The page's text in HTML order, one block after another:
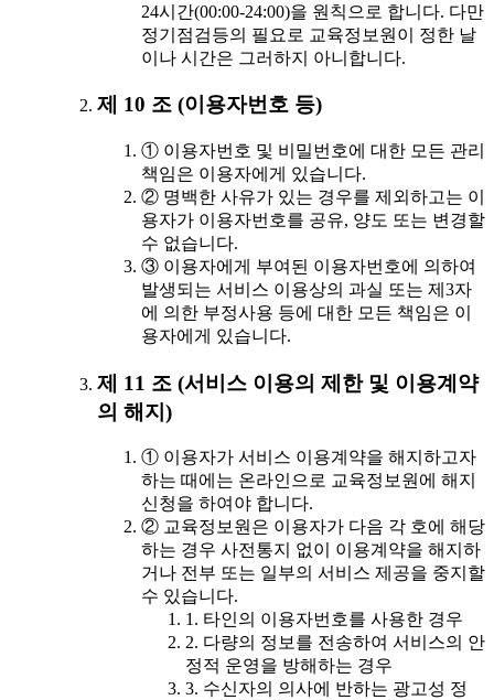
24시간(00:00-24:00)을 원칙으로 합니다. 다만
정기점검등의 필요로 교육정보원이 정한 날
이나 시간은 그러하지 아니합니다.
제 10 조 (이용자번호 등)
① 이용자번호 및 비밀번호에 대한 모든 관리
책임은 이용자에게 있습니다.
② 명백한 사유가 있는 경우를 제외하고는 이
용자가 이용자번호를 공유, 양도 또는 변경할
수 없습니다.
③ 이용자에게 부여된 이용자번호에 의하여
발생되는 서비스 이용상의 과실 또는 제3자
에 의한 부정사용 등에 대한 모든 책임은 이
용자에게 있습니다.
제 11 조 (서비스 이용의 제한 및 이용계약
의 해지)
① 이용자가 서비스 이용계약을 해지하고자
하는 때에는 온라인으로 교육정보원에 해지
신청을 하여야 합니다.
② 교육정보원은 이용자가 다음 각 호에 해당
하는 경우 사전통지 없이 이용계약을 해지하
거나 전부 또는 일부의 서비스 제공을 중지할
수 있습니다.
1. 타인의 이용자번호를 사용한 경우
2. 다량의 정보를 전송하여 서비스의 안
정적 운영을 방해하는 경우
3. 수신자의 의사에 반하는 광고성 정